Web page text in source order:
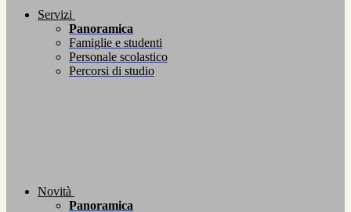
Servizi
Panoramica
Famiglie e studenti
Personale scolastico
Percorsi di studio
Novità
Panoramica